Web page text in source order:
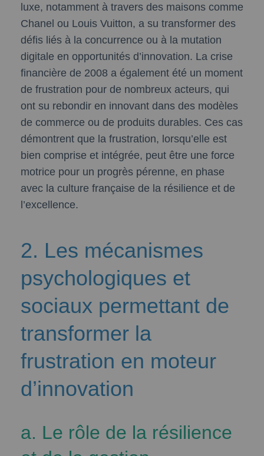
luxe, notamment à travers des maisons comme
Chanel ou Louis Vuitton, a su transformer des
défis liés à la concurrence ou à la mutation
digitale en opportunités d’innovation. La crise
financière de 2008 a également été un moment
de frustration pour de nombreux acteurs, qui
ont su rebondir en innovant dans des modèles
de commerce ou de produits durables. Ces cas
démontrent que la frustration, lorsqu’elle est
bien comprise et intégrée, peut être une force
motrice pour un progrès pérenne, en phase
avec la culture française de la résilience et de
l’excellence.
2. Les mécanismes
psychologiques et
sociaux permettant de
transformer la
frustration en moteur
d’innovation
a. Le rôle de la résilience